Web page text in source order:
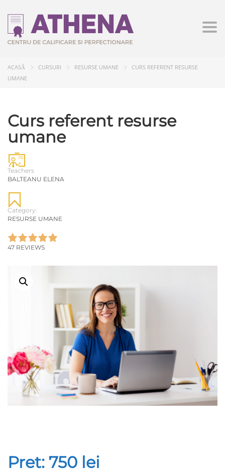
ACASĂ CURSURI RESURSE UMANE
CURS REFERENT RESURSE
UMANE
Curs referent resurse
umane
Teachers
BALTEANU ELENA
Category:
RESURSE UMANE
47 REVIEWS
Pret: 750 lei